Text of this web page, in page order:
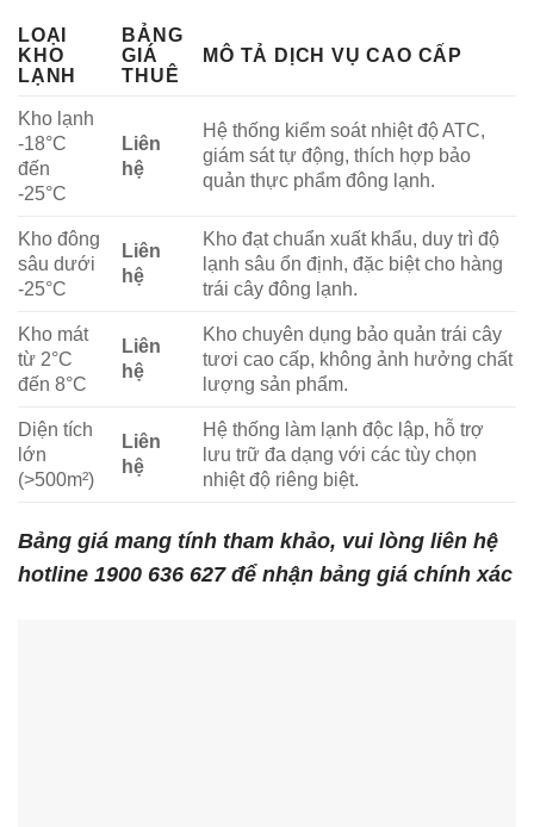
LOẠI
KHO
LẠNH
BẢNG
GIÁ
THUÊ
MÔ TẢ DỊCH VỤ CAO CẤP
Kho lạnh
-18°C
đến
-25°C
Liên
hệ
Hệ thống kiểm soát nhiệt độ ATC,
giám sát tự động, thích hợp bảo
quản thực phẩm đông lạnh.
Kho đông
sâu dưới
-25°C
Liên
hệ
Kho đạt chuẩn xuất khẩu, duy trì độ
lạnh sâu ổn định, đặc biệt cho hàng
trái cây đông lạnh.
Kho mát
từ 2°C
đến 8°C
Liên
hệ
Kho chuyên dụng bảo quản trái cây
tươi cao cấp, không ảnh hưởng chất
lượng sản phẩm.
Diện tích
lớn
(>500m²)
Liên
hệ
Hệ thống làm lạnh độc lập, hỗ trợ
lưu trữ đa dạng với các tùy chọn
nhiệt độ riêng biệt.
Bảng giá mang tính tham khảo, vui lòng liên hệ
hotline 1900 636 627 để nhận bảng giá chính xác